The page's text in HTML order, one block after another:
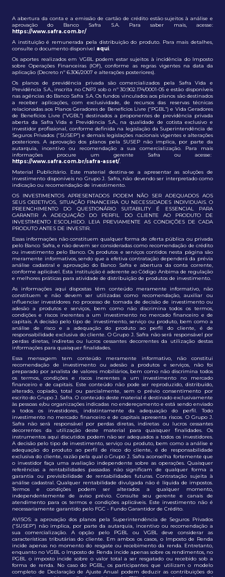
A abertura da conta e a emissão de cartão de crédito estão sujeitos à análise e
aprovação do Banco Safra S.A. Para saber mais, acesse:
https://www.safra.com.br/
A instituição é remunerada pela distribuição do produto. Para mais detalhes,
consulte o documento disponível aqui.
Os aportes realizados em VGBL podem estar sujeitos à incidência do Imposto
sobre Operações Financeiras (IOF), conforme as regras vigentes na data da
aplicação (Decreto nº 6.306/2007 e alterações posteriores).
Os planos de previdência privada são comercializados pela Safra Vida e
Previdência S.A., inscrita no CNPJ sob o nº 30.902.174/0001-05 e estão disponíveis
nas agências do Banco Safra S.A. Os fundos vinculados aos planos são destinados
a receber aplicações, com exclusividade, de recursos das reservas técnicas
relacionadas aos Planos Geradores de Benefícios Livre (“PGBL”) e Vida Geradores
de Benefícios Livre (“VGBL”) destinados a proponentes de previdência privada
aberta da Safra Vida e Previdência S.A., na qualidade de cotista exclusivo e
investidor profissional, conforme definida na legislação da Superintendência de
Seguros Privados (“SUSEP”) e demais legislações nacionais vigentes e alterações
posteriores. A aprovação dos planos pela SUSEP não implica, por parte da
autarquia, incentivo ou recomendação a sua comercialização. Para mais
informações procure um gerente Safra ou acesse:
https://www.safra.com.br/safra-asset/.
Material Publicitário. Este material destina-se a apresentar as soluções de
investimento disponíveis no Grupo J. Safra, não devendo ser interpretado como
indicação ou recomendação de investimento.
OS INVESTIMENTOS APRESENTADOS PODEM NÃO SER ADEQUADOS AOS
SEUS OBJETIVOS, SITUAÇÃO FINANCEIRA OU NECESSIDADES INDIVIDUAIS. O
PREENCHIMENTO DO QUESTIONÁRIO SUITABILITY É ESSENCIAL PARA
GARANTIR A ADEQUAÇÃO DO PERFIL DO CLIENTE AO PRODUTO DE
INVESTIMENTO ESCOLHIDO. LEIA PREVIAMENTE AS CONDIÇÕES DE CADA
PRODUTO ANTES DE INVESTIR.
Essas informações não constituem qualquer forma de oferta pública ou privada
pelo Banco Safra, e não devem ser consideradas como recomendação de crédito
ou investimento pelo Banco. Os produtos e serviços contidos nesta página são
meramente informativos, sendo que a efetiva contratação dependerá da prévia
análise cadastral e aprovação do Banco Safra e abertura da conta corrente,
conforme aplicável. Esta instituição é aderente ao Código Anbima de regulação
e melhores práticas para atividade de distribuição de produtos de investimento.
As informações aqui dispostas têm conteúdo meramente informativo, não
constituem e não devem ser utilizadas como recomendação, auxiliar ou
influenciar investidores no processo de tomada de decisão de investimento ou
adesão a produtos e serviços, bem como não discrimina todos os termos,
condições e riscos inerentes a um investimento no mercado financeiro e de
capitais. A decisão pelo tipo de investimento, serviço ou produto, bem como a
análise de risco e a adequação do produto ao perfil do cliente, é de
responsabilidade exclusiva do cliente. O Grupo J. Safra não será responsável por
perdas diretas, indiretas ou lucros cessantes decorrentes da utilização destas
informações para quaisquer finalidades.
Essa mensagem tem conteúdo meramente informativo, não constitui
recomendação de investimento ou adesão a produtos e serviços, não foi
preparado por analista de valores mobiliários, bem como não discrimina todos
os termos, condições e riscos inerentes a um investimento no mercado
financeiro e de capitais. Este conteúdo não pode ser reproduzido, distribuído,
alterado, copiado, total ou parcialmente, sem o prévio consentimento por
escrito do Grupo J. Safra. O conteúdo deste material é destinado exclusivamente
às pessoas e/ou organizações indicadas no endereçamento e está sendo enviado
a todos os investidores, indistintamente da adequação do perfil. Todo
investimento no mercado financeiro e de capitais apresenta riscos. O Grupo J.
Safra não será responsável por perdas diretas, indiretas ou lucros cessantes
decorrentes da utilização deste material para quaisquer finalidades. Os
instrumentos aqui discutidos podem não ser adequados a todos os investidores.
A decisão pelo tipo de investimento, serviço ou produto, bem como a análise e
adequação do produto ao perfil de risco do cliente, é de responsabilidade
exclusiva do cliente, razão pela qual o Grupo J. Safra aconselha fortemente que
o investidor faça uma avaliação independente sobre as operações. Quaisquer
referências a rentabilidades passadas não significam de qualquer forma a
garantia ou previsibilidade de rentabilidades futuras. Contratação sujeita à
análise cadastral. Qualquer rentabilidade divulgada não é líquida de impostos.
Termos e condições podem ser alterados a qualquer momento,
independentemente de aviso prévio. Consulte seu gerente e canais de
atendimento para os termos e condições aplicáveis. Este investimento não é
necessariamente garantido pelo FGC - Fundo Garantidor de Crédito.
AVISOS: a aprovação dos planos pela Superintendência de Seguros Privados
(“SUSEP”) não implica, por parte da autarquia, incentivo ou recomendação a
sua comercialização. A opção pelo PGBL ou VGBL deve considerar as
características tributárias do cliente. Em ambos os casos, o Imposto de Renda
incide apenas no momento do resgate ou recebimento da renda. Entretanto,
enquanto no VGBL o Imposto de Renda incide apenas sobre os rendimentos, no
PGBL o imposto incide sobre o valor total a ser resgatado ou recebido sob a
forma de renda. No caso do PGBL, os participantes que utilizam o modelo
completo de Declaração de Ajuste Anual podem deduzir as contribuições do